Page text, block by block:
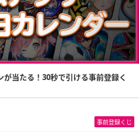
当たる！30秒で引ける事前登録く
事前登録くじ